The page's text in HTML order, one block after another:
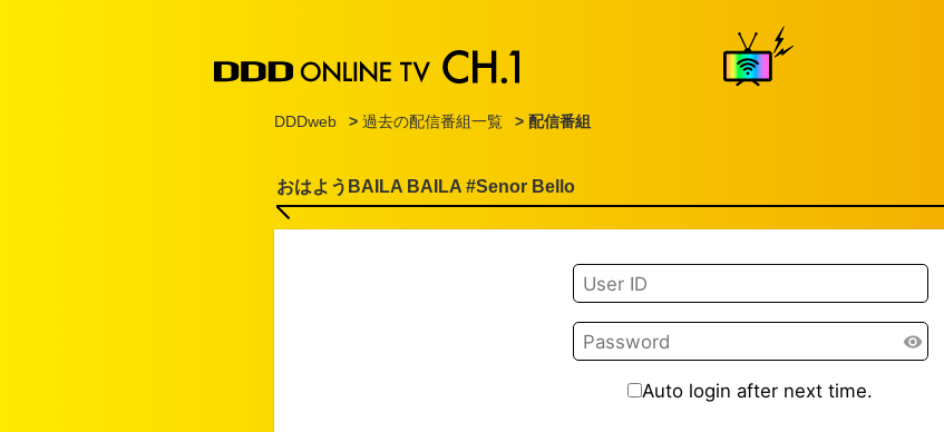
DDDweb > 過去の配信番組一覧 > 配信番組
おはようBAILA BAILA #Senor Bello